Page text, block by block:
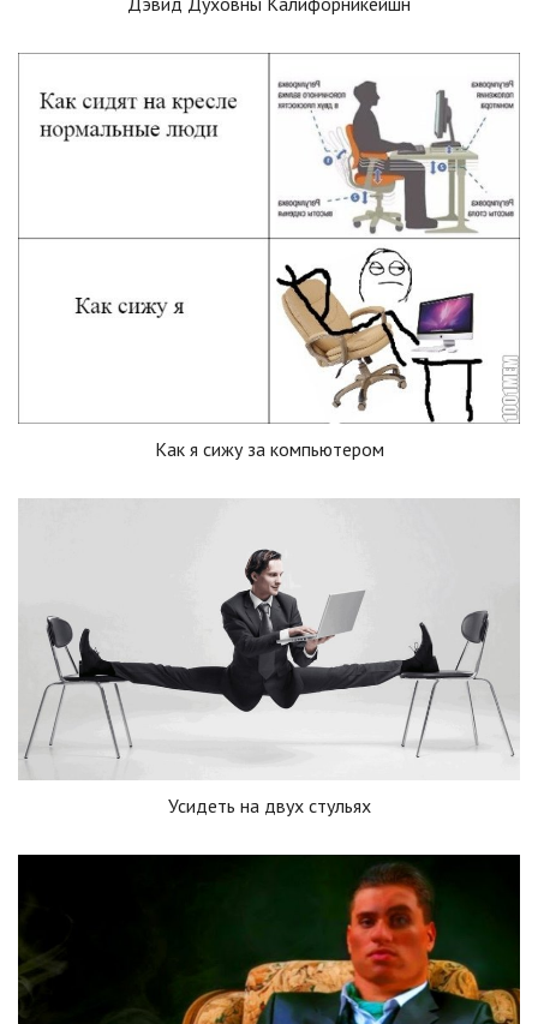
Как я сижу за компьютером
Усидеть на двух стульях